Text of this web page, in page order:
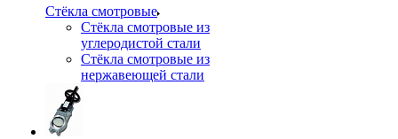
Стёкла смотровые
Стёкла смотровые из
углеродистой стали
Стёкла смотровые из
нержавеющей стали